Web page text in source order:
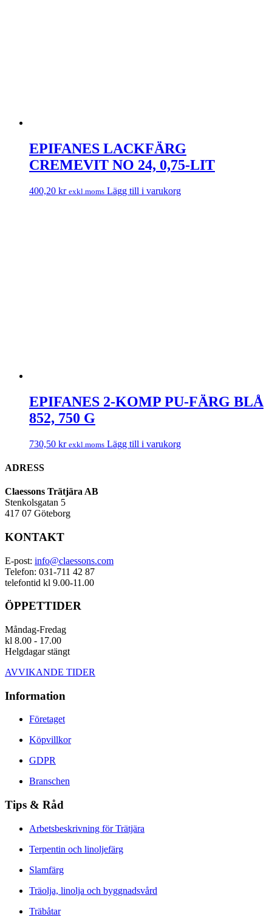
EPIFANES LACKFÄRG
CREMEVIT NO 24, 0,75-LIT
400,20 kr exkl.moms Lägg till i varukorg
EPIFANES 2-KOMP PU-FÄRG BLÅ
852, 750 G
730,50 kr exkl.moms Lägg till i varukorg
ADRESS
Claessons Trätjära AB
Stenkolsgatan 5
417 07 Göteborg
KONTAKT
E-post: info@claessons.com
Telefon: 031-711 42 87
telefontid kl 9.00-11.00
ÖPPETTIDER
Måndag-Fredag
kl 8.00 - 17.00
Helgdagar stängt
AVVIKANDE TIDER
Information
Företaget
Köpvillkor
GDPR
Branschen
Tips & Råd
Arbetsbeskrivning för Trätjära
Terpentin och linoljefärg
Slamfärg
Träolja, linolja och byggnadsvård
Träbåtar